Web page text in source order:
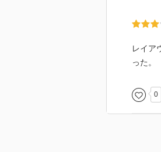
レイア
った。
0